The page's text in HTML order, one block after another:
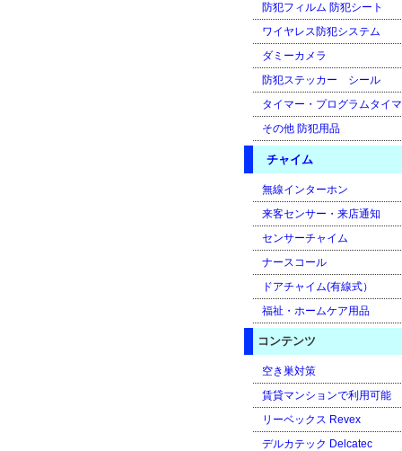
防犯フィルム 防犯シート
ワイヤレス防犯システム
ダミーカメラ
防犯ステッカー シール
タイマー・プログラムタイ
その他 防犯用品
チャイム
無線インターホン
来客センサー・来店通知
センサーチャイム
ナースコール
ドアチャイム(有線式）
福祉・ホームケア用品
コンテンツ
空き巣対策
賃貸マンションで利用可能
リーベックス Revex
デルカテック Delcatec